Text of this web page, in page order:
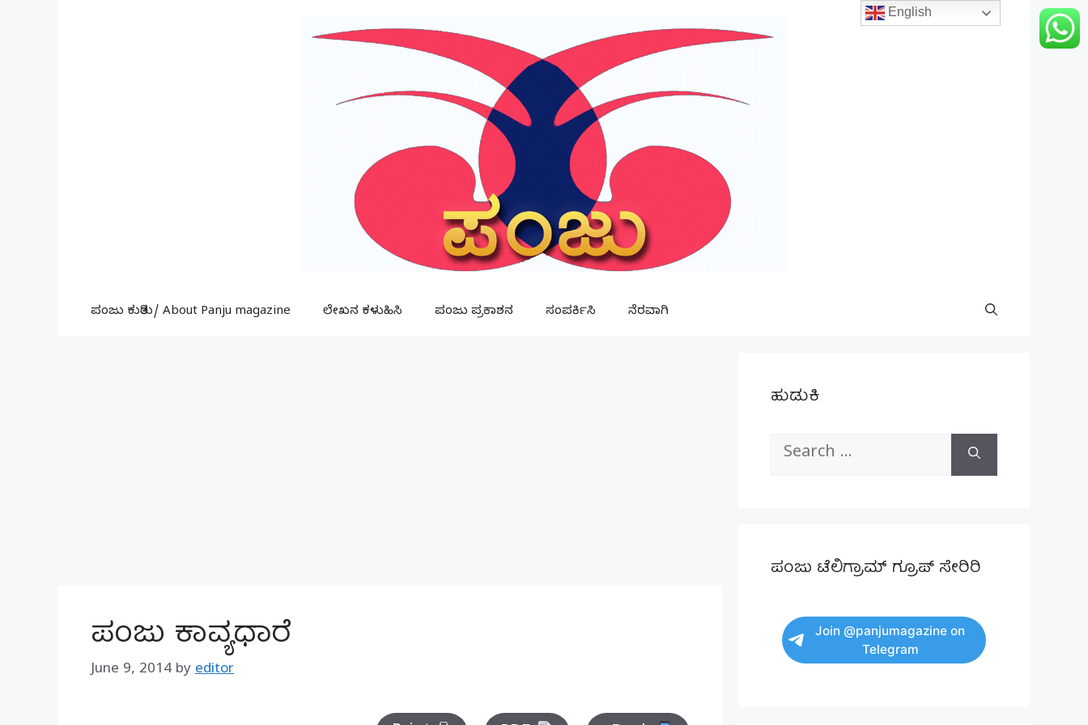
ಪಂಜು ಕುರಿತು/ About Panju magazine ಲೇಖನ ಕಳುಹಿಸಿ ಪಂಜು ಪ್ರಕಾಶನ ಸಂಪರ್ಕಿಸಿ ನೆರವಾಗಿ
ಪಂಜು ಕಾವ್ಯಧಾರೆ
June 9, 2014 by editor
ಹುಡುಕಿ
Search
ಪಂಜು ಟೆಲಿಗ್ರಾಮ್ ಗ್ರೂಪ್ ಸೇರಿರಿ
Join @panjumagazine on
Telegram
English